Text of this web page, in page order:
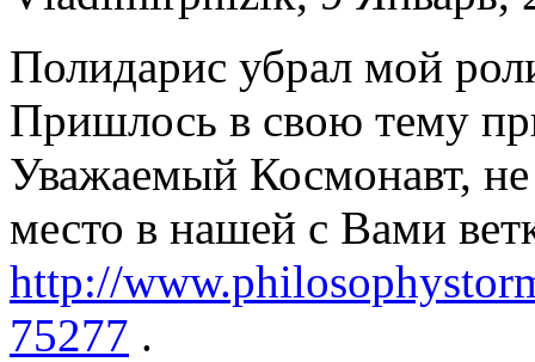
Полидарис убрал мой
Пришлось в свою тему
Уважаемый Космонавт,
место в нашей с Вами
http://
75277 .